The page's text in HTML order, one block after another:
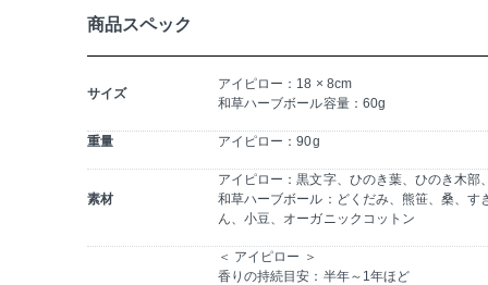
商品スペック
サイズ
アイピロー：18 × 8cm
和草ハーブボール容量：60g
重量 アイピロー：90g
素材
アイピロー：黒文字、ひのき葉、ひのき木
和草ハーブボール：どくだみ、熊笹、桑、
ん、小豆、オーガニックコットン
＜ アイピロー ＞
香りの持続目安：半年～1年ほど